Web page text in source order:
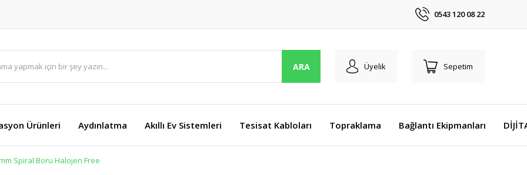
0543 120 08 22
ARA Üyelik Sepetim
Ürünleri Aydınlatma Akıllı Ev Sistemleri Tesisat Kabloları Topraklama Bağlantı Ekipmanları
Spiral Boru Halojen Free